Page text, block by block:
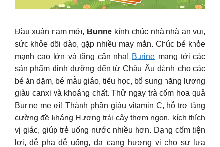
Đầu xuân năm mới, Burine kính chúc nhà nhà an vui,
sức khỏe dồi dào, gặp nhiều may mắn. Chúc bé khỏe
mạnh cao lớn và tăng cân nha! Burine mang tới các
sản phẩm dinh dưỡng đến từ Châu Âu dành cho các
bé ăn dặm, bé mẫu giáo, tiểu học, bổ sung năng lượng
giàu canxi và khoáng chất. Thử ngay trà cốm hoa quả
Burine mẹ ơi! Thành phần giàu vitamin C, hỗ trợ tăng
cường đề kháng Hương trái cây thơm ngon, kích thích
vị giác, giúp trẻ uống nước nhiều hơn. Dạng cốm tiện
lợi, dễ pha dễ uống, đa dạng hương vị cho sự lựa